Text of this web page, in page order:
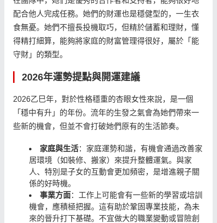
配合他人完成任務。她們的財運也是穩健型的，一生衣
食無憂。她們不擅長投機取巧，但精於儲蓄和理財，懂
得精打細算，能夠將家庭的財富管理得很好，屬於「能
守財」的類型。
2026年運勢提點與開運建議
2026乙巳年，對於性格穩重的杏眼女性來說，是一個
「穩中有升」的年份。流年的生發之氣會為她們帶來一
些新的機會，但並不會打破她們原有的生活節奏。
家庭與生活：家庭運勢和諧，有機會通過改善家
居環境（如裝修、搬家）來提升整體運氣。與家
人、特別是子女的互動會更加頻密，是增進親子關
係的好時機。
事業方面：工作上可能會有一些新的學習或培訓
機會，應積極把握。這有助於鞏固專業技能，為未
來的晉升打下基礎。不宜做大的職業變動或冒險創